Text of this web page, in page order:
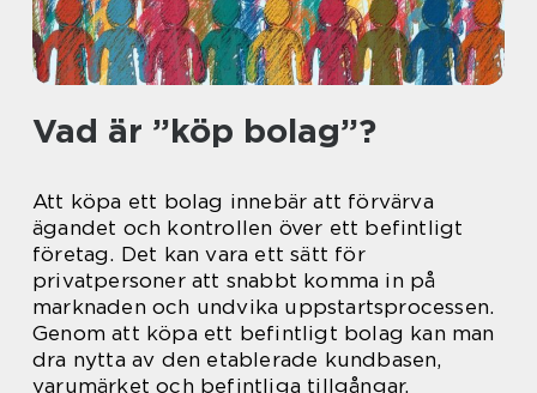
Vad är ”köp bolag”?
Att köpa ett bolag innebär att förvärva
ägandet och kontrollen över ett befintligt
företag. Det kan vara ett sätt för
privatpersoner att snabbt komma in på
marknaden och undvika uppstartsprocessen.
Genom att köpa ett befintligt bolag kan man
dra nytta av den etablerade kundbasen,
varumärket och befintliga tillgångar.